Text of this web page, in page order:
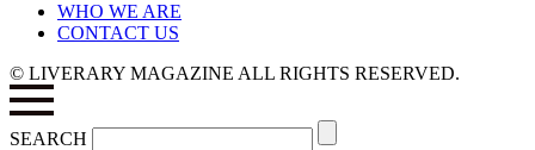
WHO WE ARE
CONTACT US
© LIVERARY MAGAZINE ALL RIGHTS RESERVED.
SEARCH